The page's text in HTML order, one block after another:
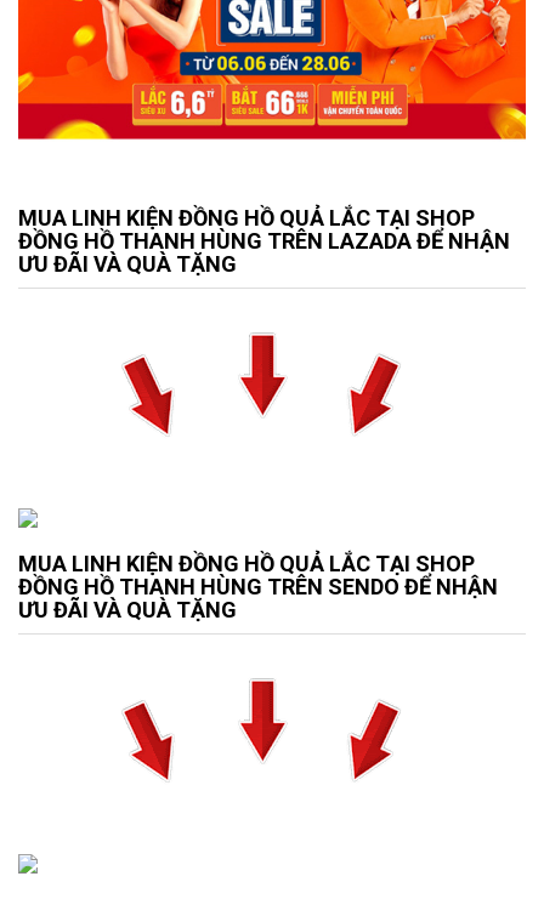
MUA LINH KIỆN ĐỒNG HỒ QUẢ LẮC TẠI SHOP
ĐỒNG HỒ THANH HÙNG TRÊN LAZADA ĐỂ NHẬN
ƯU ĐÃI VÀ QUÀ TẶNG
MUA LINH KIỆN ĐỒNG HỒ QUẢ LẮC TẠI SHOP
ĐỒNG HỒ THANH HÙNG TRÊN SENDO ĐỂ NHẬN
ƯU ĐÃI VÀ QUÀ TẶNG